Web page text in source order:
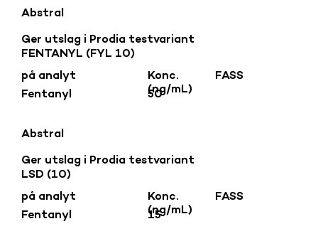
Abstral
Fentanyl
FENTANYL (FYL 10)
50
på analyt
Konc.
(ng/mL)
Ger utslag i Prodia testvariant
FASS
Abstral
Fentanyl
LSD (10)
15
på analyt
Konc.
(ng/mL)
Ger utslag i Prodia testvariant
FASS